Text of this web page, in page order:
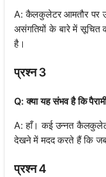
A: कैलकुलेटर आमतौर पर
असंगतियों के बारे में सूचित
है।
प्रश्न 3
Q: क्या यह संभव है कि
A: हाँ। कई उन्नत
देखने में मदद करते हैं कि
प्रश्न 4